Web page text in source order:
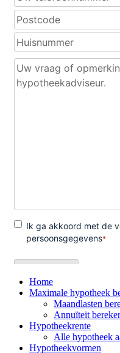
Home
Maximale hypotheek
Maandlasten
Annuïteit
Hypotheekrente
Alle hypotheek
Hypotheekvormen